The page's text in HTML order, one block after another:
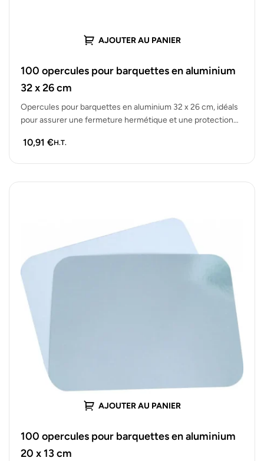
AJOUTER AU PANIER
100 opercules pour barquettes en aluminium
32 x 26 cm
Opercules pour barquettes en aluminium 32 x 26 cm, idéals
pour assurer une fermeture hermétique et une protection
10,91 €H.T.
AJOUTER AU PANIER
100 opercules pour barquettes en aluminium
20 x 13 cm